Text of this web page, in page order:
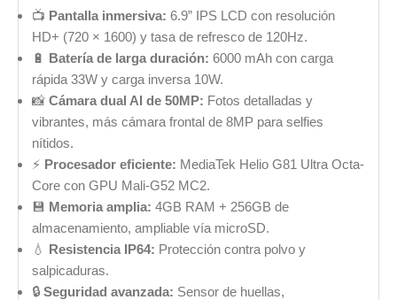
📺 Pantalla inmersiva: 6.9” IPS LCD con resolución
HD+ (720 × 1600) y tasa de refresco de 120Hz.
🔋 Batería de larga duración: 6000 mAh con carga
rápida 33W y carga inversa 10W.
📸 Cámara dual AI de 50MP: Fotos detalladas y
vibrantes, más cámara frontal de 8MP para selfies
nítidos.
⚡ Procesador eficiente: MediaTek Helio G81 Ultra Octa-
Core con GPU Mali-G52 MC2.
💾 Memoria amplia: 4GB RAM + 256GB de
almacenamiento, ampliable vía microSD.
💧 Resistencia IP64: Protección contra polvo y
salpicaduras.
🔒 Seguridad avanzada: Sensor de huellas,